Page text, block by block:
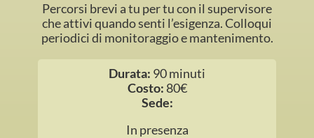
Percorsi brevi a tu per tu con il supervisore
che attivi quando senti l’esigenza. Colloqui
periodici di monitoraggio e mantenimento.
Durata: 90 minuti
Costo: 80€
Sede:
In presenza